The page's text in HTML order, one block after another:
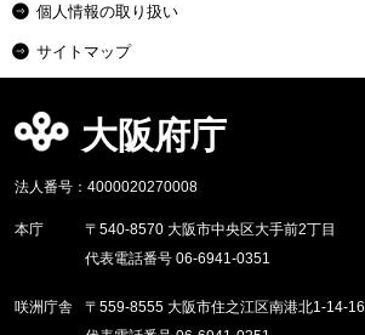
個人情報の取り扱い
サイトマップ
大阪府庁
法人番号：4000020270008
本庁
〒540-8570 大阪市中央区大手前2丁目
代表電話番号 06-6941-0351
咲洲庁舎
〒559-8555 大阪市住之江区南港北1-14-16